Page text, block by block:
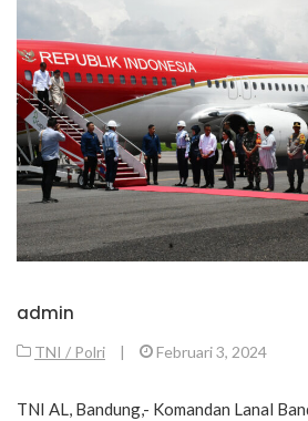
admin
TNI / Polri | Februari 3, 2024
TNI AL, Bandung,- Komandan Lanal